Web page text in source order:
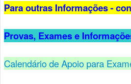
Para outras Informações -
Provas, Exames e
Calendário de Apoio para